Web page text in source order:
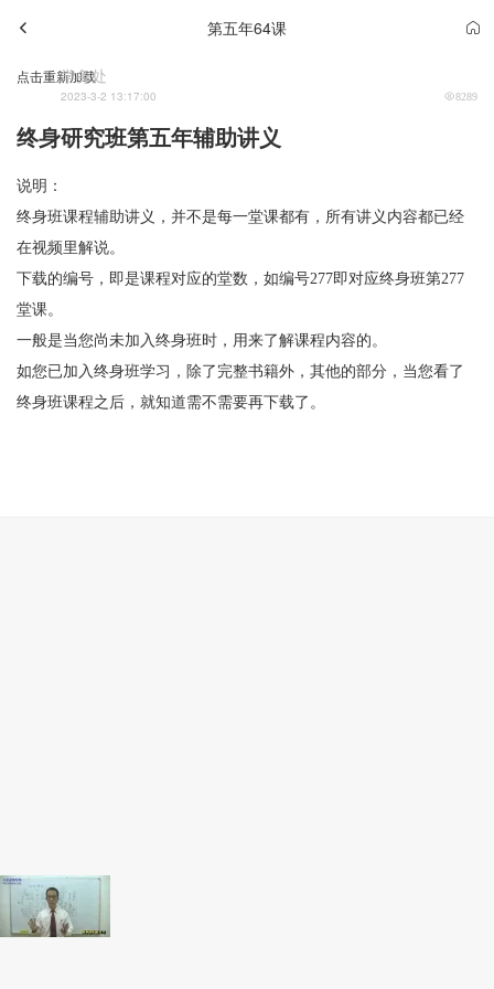
第五年64课
点击重新加载
学务处
2023-3-2 13:17:00 8289
终身研究班第五年辅助讲义
说明：
终身班课程辅助讲义，并不是每一堂课都有，所有讲义内容都已经
在视频里解说。
下载的编号，即是课程对应的堂数，如编号277即对应终身班第277
堂课。
一般是当您尚未加入终身班时，用来了解课程内容的。
如您已加入终身班学习，除了完整书籍外，其他的部分，当您看了
终身班课程之后，就知道需不需要再下载了。